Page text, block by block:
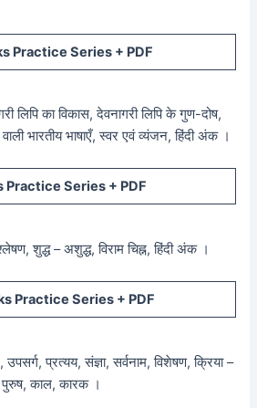
Practice Series + PDF
लिपि का विकास, देवनागरी लिपि के गुण-दोष,
भारतीय भाषाएँ, स्वर एवं व्यंजन, हिंदी अंक ।
Practice Series + PDF
शुद्ध – अशुद्ध, विराम चिह्न, हिंदी अंक ।
Practice Series + PDF
प्रत्यय, संज्ञा, सर्वनाम, विशेषण, क्रिया –
पुरुष, काल, कारक ।